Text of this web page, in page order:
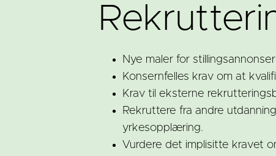
Nye maler for
Konsernfelles krav om at
Krav til eksterne
Rekruttere fra andre
yrkesopplæring.
Vurdere det implisitte kravet